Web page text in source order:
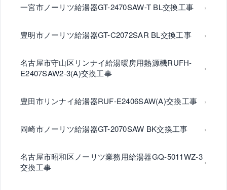
一宮市ノーリツ給湯器GT-2470SAW-T BL交換工事
豊明市ノーリツ給湯器GT-C2072SAR BL交換工事
名古屋市守山区リンナイ給湯暖房用熱源機RUFH-
E2407SAW2-3(A)交換工事
豊田市リンナイ給湯器RUF-E2406SAW(A)交換工事
岡崎市ノーリツ給湯器GT-2070SAW BK交換工事
名古屋市昭和区ノーリツ業務用給湯器GQ-5011WZ-3
交換工事